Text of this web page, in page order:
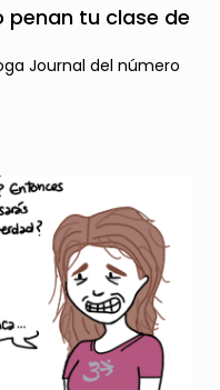
penan tu clase de
Journal del número